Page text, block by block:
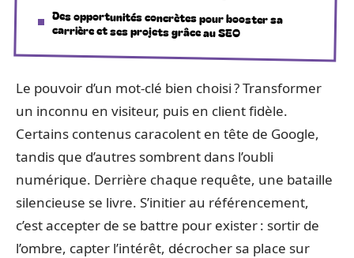
Des opportunités concrètes pour booster sa
carrière et ses projets grâce au SEO
Le pouvoir d’un mot-clé bien choisi ? Transformer
un inconnu en visiteur, puis en client fidèle.
Certains contenus caracolent en tête de Google,
tandis que d’autres sombrent dans l’oubli
numérique. Derrière chaque requête, une bataille
silencieuse se livre. S’initier au référencement,
c’est accepter de se battre pour exister : sortir de
l’ombre, capter l’intérêt, décrocher sa place sur